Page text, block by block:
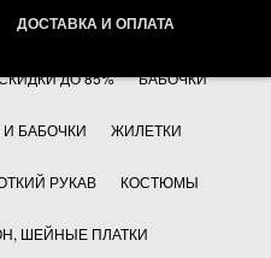
ДОСТАВКА И ОПЛАТА
ДО 85% БАБОЧКИ
И БАБОЧКИ ЖИЛЕТКИ
РУКАВ КОСТЮМЫ
ШЕЙНЫЕ ПЛАТКИ